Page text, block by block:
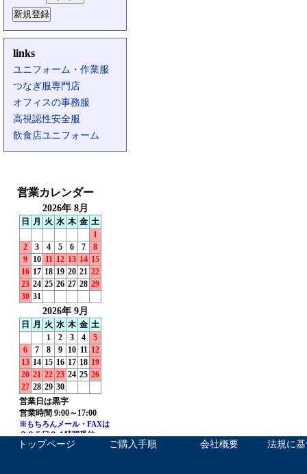
links
ユニフォーム・作業服
つなぎ服専門店
オフィスの事務服
高視認性安全服
飲食店ユニフォーム
トップページ ご購入手順 会社概要 法規に